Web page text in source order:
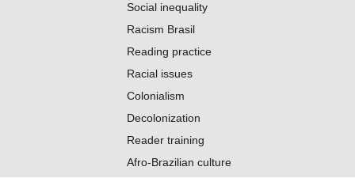
Social inequality
Racism Brasil
Reading practice
Racial issues
Colonialism
Decolonization
Reader training
Afro-Brazilian culture